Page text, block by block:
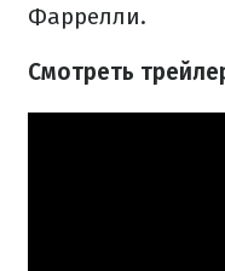
Фаррелли.
Смотреть